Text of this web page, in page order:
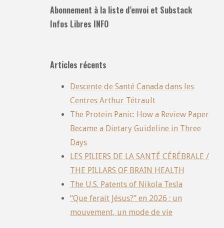
Abonnement à la liste d’envoi et Substack
Infos Libres INFO
Articles récents
Descente de Santé Canada dans les
Centres Arthur Tétrault
The Protein Panic: How a Review Paper
Became a Dietary Guideline in Three
Days
LES PILIERS DE LA SANTÉ CÉRÉBRALE /
THE PILLARS OF BRAIN HEALTH
The U.S. Patents of Nikola Tesla
“Que ferait Jésus?” en 2026 : un
mouvement, un mode de vie